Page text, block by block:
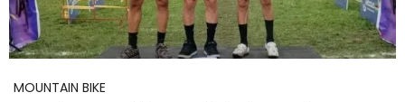
MOUNTAIN BIKE